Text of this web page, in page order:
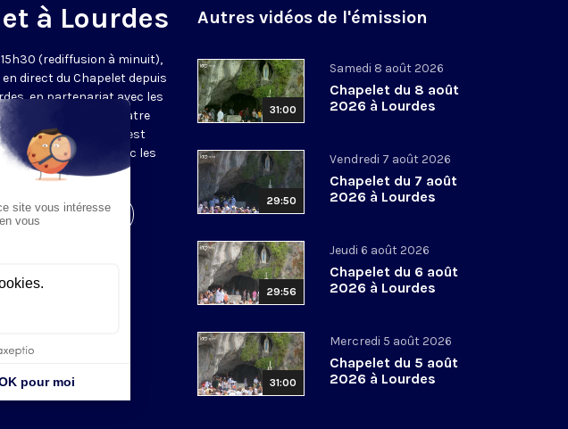
à Lourdes
(rediffusion à minuit),
direct du Chapelet depuis
en partenariat avec les
jour, l'une des quatre
du Rosaire est
de prière avec les
de l'émission
Autres vidéos de l'émission
31:00
Samedi 8 août 2026
Chapelet du 8 août
2026 à Lourdes
29:50
Vendredi 7 août 2026
Chapelet du 7 août
2026 à Lourdes
29:56
Jeudi 6 août 2026
Chapelet du 6 août
2026 à Lourdes
31:00
Mercredi 5 août 2026
Chapelet du 5 août
2026 à Lourdes